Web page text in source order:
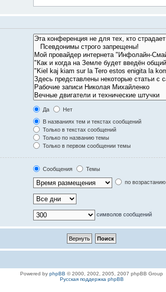
Да
Нет
В названиях тем и текстах сообщений
Только в текстах сообщений
Только по названию темы
Только в первом сообщении темы
Сообщения
Темы
по возрастанию
символов сообщений
Powered by phpBB © 2000, 2002, 2005, 2007 phpBB Group
Русская поддержка phpBB